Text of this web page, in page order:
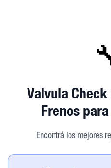
Valvula
Frenos para
Encontrá los mejores